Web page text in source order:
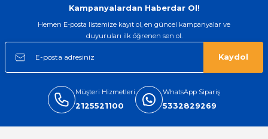
Kampanyalardan Haberdar Ol!
Hemen E-posta listemize kayıt ol, en güncel kampanyalar ve
duyuruları ilk öğrenen sen ol.
Kaydol
Müşteri Hizmetleri
2125521100
WhatsApp Sipariş
5332829269